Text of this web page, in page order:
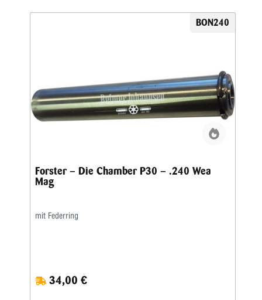
BON240
Forster – Die Chamber P30 – .240 Wea
Mag
mit Federring
34,00 €